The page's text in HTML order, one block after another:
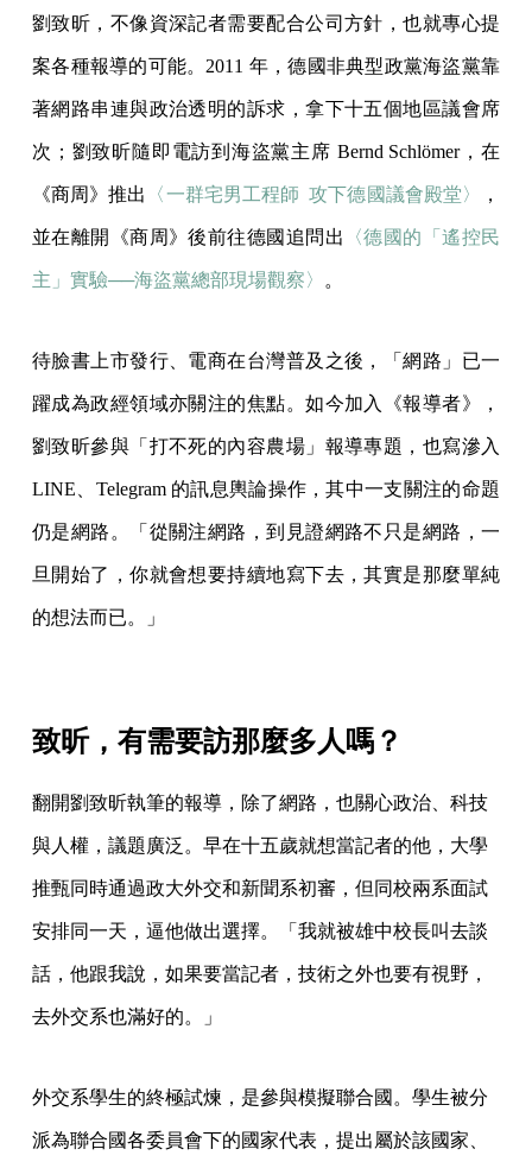
劉致昕，不像資深記者需要配合公司方針，也就專心提
案各種報導的可能。2011 年，德國非典型政黨海盜黨靠
著網路串連與政治透明的訴求，拿下十五個地區議會席
次；劉致昕隨即電訪到海盜黨主席 Bernd Schlömer，在
《商周》推出 〈一群宅男工程師 攻下德國議會殿堂〉 ，
並在離開《商周》後前往德國追問出 〈德國的「遙控民
主」實驗──海盜黨總部現場觀察〉 。
待臉書上市發行、電商在台灣普及之後，「網路」已一
躍成為政經領域亦關注的焦點。如今加入《報導者》，
劉致昕參與「打不死的內容農場」報導專題，也寫滲入
LINE、Telegram 的訊息輿論操作，其中一支關注的命題
仍是網路。「從關注網路，到見證網路不只是網路，一
旦開始了，你就會想要持續地寫下去，其實是那麼單純
的想法而已。」
致昕，有需要訪那麼多人嗎？
翻開劉致昕執筆的報導，除了網路，也關心政治、科技
與人權，議題廣泛。早在十五歲就想當記者的他，大學
推甄同時通過政大外交和新聞系初審，但同校兩系面試
安排同一天，逼他做出選擇。「我就被雄中校長叫去談
話，他跟我說，如果要當記者，技術之外也要有視野，
去外交系也滿好的。」
外交系學生的終極試煉，是參與模擬聯合國。學生被分
派為聯合國各委員會下的國家代表，提出屬於該國家、